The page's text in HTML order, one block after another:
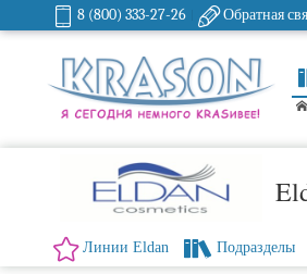
8 (800) 333-27-26 Обратная
Линии Eldan Подразделы